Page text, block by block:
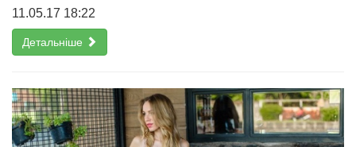
11.05.17 18:22
Детальніше